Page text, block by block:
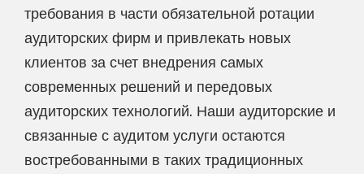
требования в части обязательной ротации
аудиторских фирм и привлекать новых
клиентов за счет внедрения самых
современных решений и передовых
аудиторских технологий. Наши аудиторские и
связанные с аудитом услуги остаются
востребованными в таких традиционных